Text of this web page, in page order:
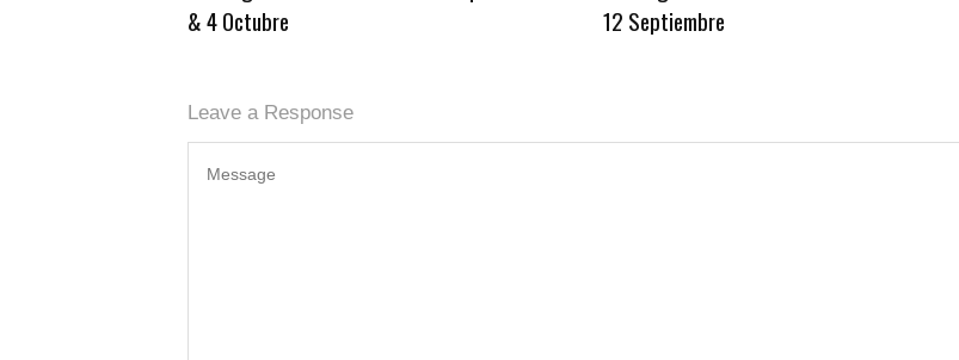
& 4 Octubre
12 Septiembre
Leave a Response